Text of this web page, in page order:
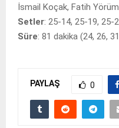
İsmail Koçak, Fatih
Setler: 25-14, 25-19, 25-
Süre: 81 dakika (24, 26,
PAYLAŞ 0